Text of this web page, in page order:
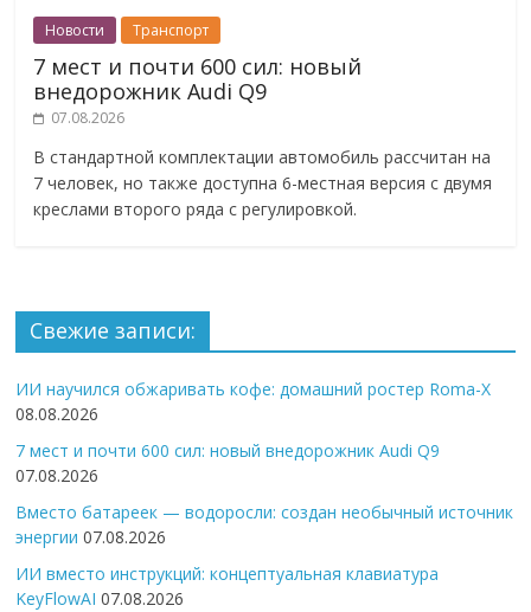
Новости Транспорт
7 мест и почти 600 сил: новый
внедорожник Audi Q9
07.08.2026
В стандартной комплектации автомобиль рассчитан на
7 человек, но также доступна 6-местная версия с двумя
креслами второго ряда с регулировкой.
Свежие записи:
ИИ научился обжаривать кофе: домашний ростер Roma-X
08.08.2026
7 мест и почти 600 сил: новый внедорожник Audi Q9
07.08.2026
Вместо батареек — водоросли: создан необычный источник
энергии 07.08.2026
ИИ вместо инструкций: концептуальная клавиатура
KeyFlowAI 07.08.2026